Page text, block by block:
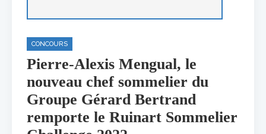
CONCOURS
Pierre-Alexis Mengual, le
nouveau chef sommelier du
Groupe Gérard Bertrand
remporte le Ruinart Sommelier